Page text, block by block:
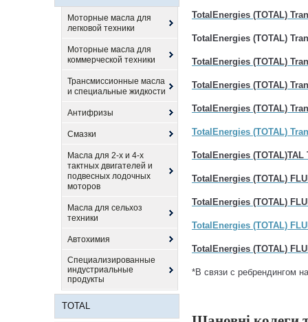
Моторные масла для
легковой техники
Моторные масла для
коммерческой техники
Трансмиссионные масла
и специальные жидкости
Антифризы
Смазки
Масла для 2-х и 4-х
тактных двигателей и
подвесных лодочных
моторов
Масла для сельхоз
техники
Автохимия
Специализированные
индустриальные
продукты
TOTAL
TotalEnergies (TOTAL)
TotalEnergies (TOTAL)
TotalEnergies (TOTAL)
TotalEnergies (TOTAL)
TotalEnergies (TOTAL)
TotalEnergies (TOTAL)
TotalEnergies
TotalEnergies (TOTAL)
TotalEnergies (TOTAL)
TotalEnergies (TOTAL)
TotalEnergies (TOTAL)
*В связи с ребрендингом